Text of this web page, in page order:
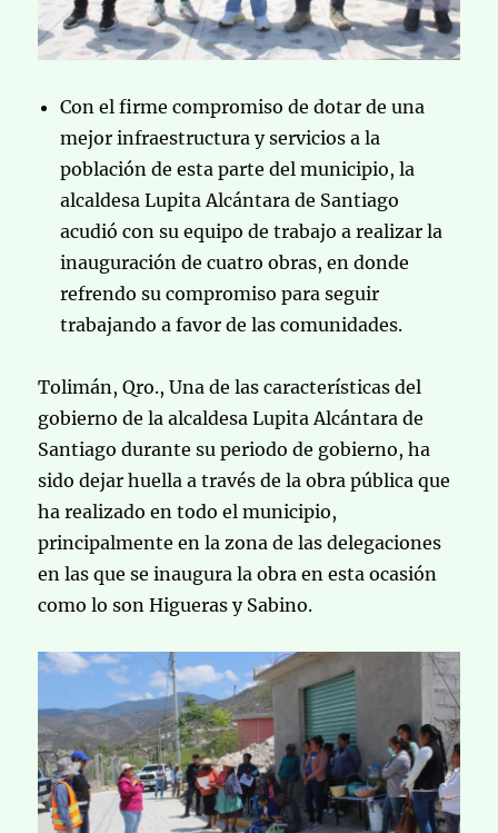
Con el firme compromiso de dotar de una
mejor infraestructura y servicios a la
población de esta parte del municipio, la
alcaldesa Lupita Alcántara de Santiago
acudió con su equipo de trabajo a realizar la
inauguración de cuatro obras, en donde
refrendo su compromiso para seguir
trabajando a favor de las comunidades.
Tolimán, Qro., Una de las características del
gobierno de la alcaldesa Lupita Alcántara de
Santiago durante su periodo de gobierno, ha
sido dejar huella a través de la obra pública que
ha realizado en todo el municipio,
principalmente en la zona de las delegaciones
en las que se inaugura la obra en esta ocasión
como lo son Higueras y Sabino.